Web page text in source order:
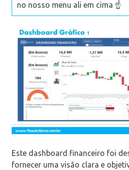
no nosso menu ali em cima ☝️
Este dashboard financeiro foi
fornecer uma visão clara e